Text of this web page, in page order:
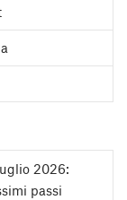
2026:
passi